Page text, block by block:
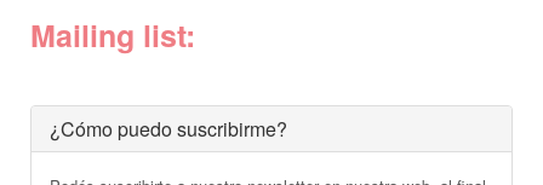
Mailing list:
¿Cómo puedo suscribirme?